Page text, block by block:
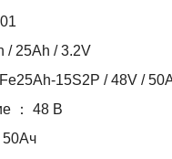
/ 25Ah / 3.2V
15S2P / 48V /
： 48 В
50Ач